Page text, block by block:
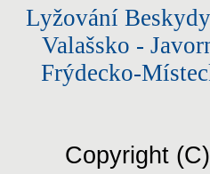
Lyžování
Valašsko -
Frýdecko-
Copyright